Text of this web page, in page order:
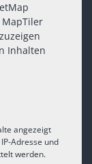
Inhalten
angezeigt
Adresse und
werden.